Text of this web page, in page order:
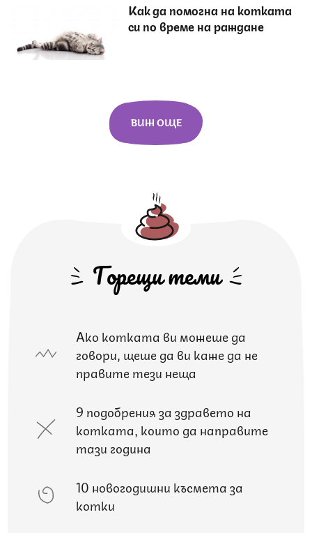
Как да помогна на котката
си по време на раждане
ВИЖ ОЩЕ
Горещи теми
Ако котката ви можеше да
говори, щеше да ви каже да не
правите тези неща
9 подобрения за здравето на
котката, които да направите
тази година
10 новогодишни късмета за
котки